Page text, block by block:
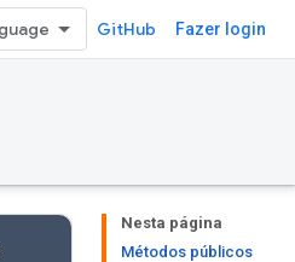
GitHub Fazer login
Nesta página
Métodos públicos